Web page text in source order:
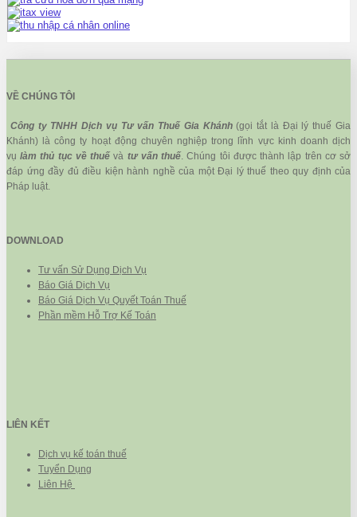
VỀ CHÚNG TÔI
Công ty TNHH Dịch vụ Tư vấn Thuế Gia Khánh(gọi tắt là Đại lý thuế Gia
Khánh) là công ty hoạt động chuyên nghiệp trong lĩnh vực kinh doanh dịch
vụlàm thủ tục về thuế và tư vấn thuế. Chúng tôi được thành lập trên cơ sở
đáp ứng đầy đủ điều kiện hành nghề của một Đại lý thuế theo quy định của
Pháp luật.
DOWNLOAD
Tư vấn Sử Dụng Dịch Vụ
Báo Giá Dịch Vụ
Báo Giá Dịch Vụ Quyết Toán Thuế
Phần mềm Hỗ Trợ Kế Toán
LIÊN KẾT
Dịch vụ kế toán thuế
Tuyển Dụng
Liên Hệ